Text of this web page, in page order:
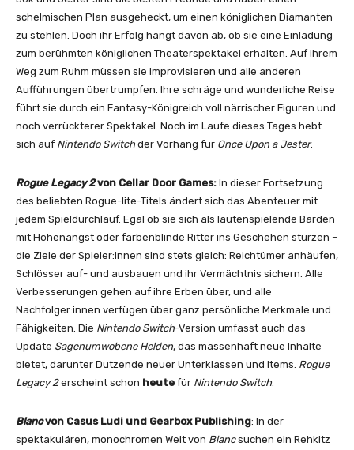
schelmischen Plan ausgeheckt, um einen königlichen Diamanten
zu stehlen. Doch ihr Erfolg hängt davon ab, ob sie eine Einladung
zum berühmten königlichen Theaterspektakel erhalten. Auf ihrem
Weg zum Ruhm müssen sie improvisieren und alle anderen
Aufführungen übertrumpfen. Ihre schräge und wunderliche Reise
führt sie durch ein Fantasy-Königreich voll närrischer Figuren und
noch verrückterer Spektakel. Noch im Laufe dieses Tages hebt
sich auf Nintendo Switch der Vorhang für Once Upon a Jester.
Rogue Legacy 2von Cellar Door Games: In dieser Fortsetzung
des beliebten Rogue-lite-Titels ändert sich das Abenteuer mit
jedem Spieldurchlauf. Egal ob sie sich als lautenspielende Barden
mit Höhenangst oder farbenblinde Ritter ins Geschehen stürzen –
die Ziele der Spieler:innen sind stets gleich: Reichtümer anhäufen,
Schlösser auf- und ausbauen und ihr Vermächtnis sichern. Alle
Verbesserungen gehen auf ihre Erben über, und alle
Nachfolger:innen verfügen über ganz persönliche Merkmale und
Fähigkeiten. Die Nintendo Switch-Version umfasst auch das
Update Sagenumwobene Helden, das massenhaft neue Inhalte
bietet, darunter Dutzende neuer Unterklassen und Items. Rogue
Legacy 2erscheint schon heute für Nintendo Switch
Blancvon Casus Ludi und Gearbox Publishing: In der
spektakulären, monochromen Welt von Blancsuchen ein Rehkitz